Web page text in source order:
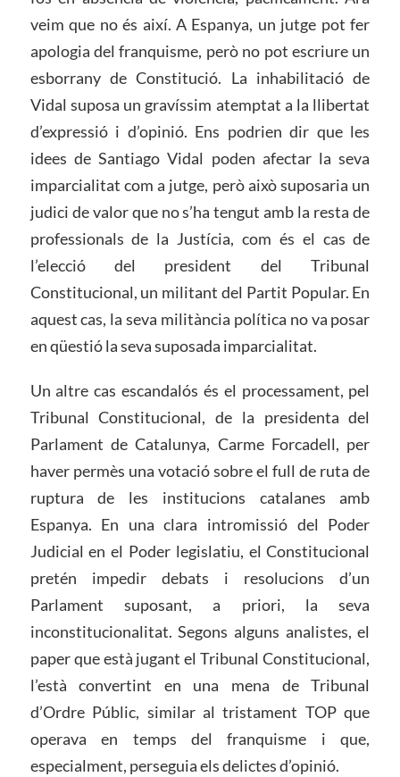
veim que no és així. A Espanya, un jutge pot fer
apologia del franquisme, però no pot escriure un
esborrany de Constitució. La inhabilitació de
Vidal suposa un gravíssim atemptat a la llibertat
d’expressió i d’opinió. Ens podrien dir que les
idees de Santiago Vidal poden afectar la seva
imparcialitat com a jutge, però això suposaria un
judici de valor que no s’ha tengut amb la resta de
professionals de la Justícia, com és el cas de
l’elecció del president del Tribunal
Constitucional, un militant del Partit Popular. En
aquest cas, la seva militància política no va posar
en qüestió la seva suposada imparcialitat.
Un altre cas escandalós és el processament, pel
Tribunal Constitucional, de la presidenta del
Parlament de Catalunya, Carme Forcadell, per
haver permès una votació sobre el full de ruta de
ruptura de les institucions catalanes amb
Espanya. En una clara intromissió del Poder
Judicial en el Poder legislatiu, el Constitucional
pretén impedir debats i resolucions d’un
Parlament suposant, a priori, la seva
inconstitucionalitat. Segons alguns analistes, el
paper que està jugant el Tribunal Constitucional,
l’està convertint en una mena de Tribunal
d’Ordre Públic, similar al tristament TOP que
operava en temps del franquisme i que,
especialment, perseguia els delictes d’opinió.